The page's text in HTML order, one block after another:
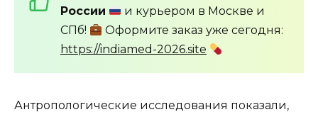
России
и курьером в Москве и
СПб!
Оформите заказ уже сегодня:
https://indiamed-2026.site
Антропологические исследования показали,